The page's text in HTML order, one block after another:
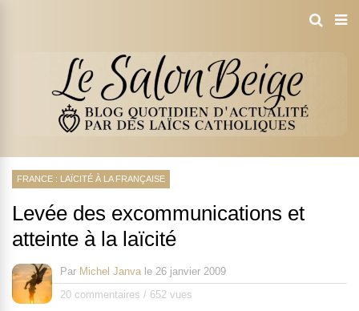
FRANCE : LAÏCITÉ À LA FRANÇAISE
Levée des excommunications et
atteinte à la laïcité
Par Michel Janva le 26 janvier 2009
20 commentaires / 652 vues